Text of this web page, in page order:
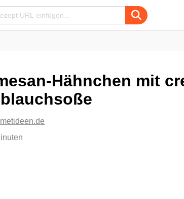
Hähnchen mit